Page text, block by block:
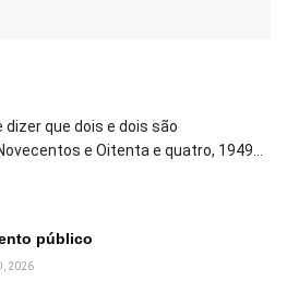
dizer que dois e dois são
e Oitenta e quatro, 1949...
público
2026